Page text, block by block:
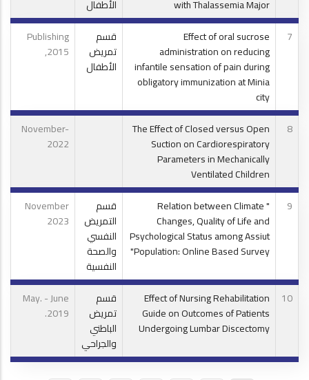
with Thalassemia Major
الأطفال
7
Effect of oral sucrose
administration on reducing
infantile sensation of pain during
obligatory immunization at Minia
city
قسم
تمريض
الأطفال
Publishing
,2015
8
The Effect of Closed versus Open
Suction on Cardiorespiratory
Parameters in Mechanically
Ventilated Children
November-
2022
9
" Relation between Climate
Changes, Quality of Life and
Psychological Status among Assiut
Population: Online Based Survey"
قسم
التمريض
النفسي
والصحة
النفسية
November
2023
10
Effect of Nursing Rehabilitation
Guide on Outcomes of Patients
Undergoing Lumbar Discectomy
قسم
تمريض
الباطني
والجراحي
May. - June
.2019